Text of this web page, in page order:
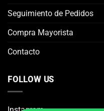
Seguimiento de Pedidos
Compra Mayorista
Contacto
FOLLOW US